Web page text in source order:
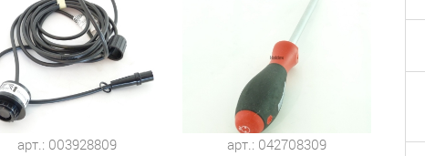
арт.: 003928809 арт.: 042708309